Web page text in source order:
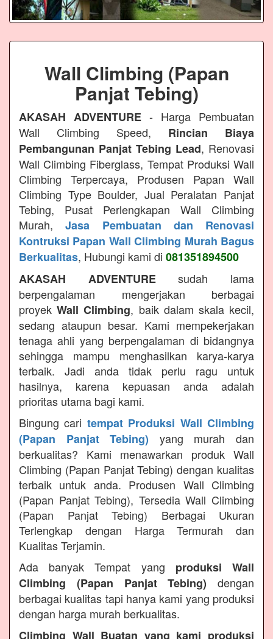
Wall Climbing (Papan
Panjat Tebing)
AKASAH ADVENTURE - Harga Pembuatan
Wall Climbing Speed, Rincian Biaya
Pembangunan Panjat Tebing Lead, Renovasi
Wall Climbing Fiberglass, Tempat Produksi Wall
Climbing Terpercaya, Produsen Papan Wall
Climbing Type Boulder, Jual Peralatan Panjat
Tebing, Pusat Perlengkapan Wall Climbing
Murah,Jasa Pembuatan dan Renovasi
Kontruksi Papan Wall Climbing Murah Bagus
Berkualitas, Hubungi kami di 081351894500
AKASAH ADVENTUREsudah lama
berpengalaman mengerjakan berbagai
proyekWall Climbing, baik dalam skala kecil,
sedang ataupun besar. Kami mempekerjakan
tenaga ahli yang berpengalaman di bidangnya
sehingga mampu menghasilkan karya-karya
terbaik. Jadi anda tidak perlu ragu untuk
hasilnya, karena kepuasan anda adalah
prioritas utama bagi kami.
Bingung cari tempat Produksi Wall Climbing
(Papan Panjat Tebing) yang murah dan
berkualitas? Kami menawarkan produk Wall
Climbing (Papan Panjat Tebing) dengan kualitas
terbaik untuk anda. Produsen Wall Climbing
(Papan Panjat Tebing), Tersedia Wall Climbing
(Papan Panjat Tebing) Berbagai Ukuran
Terlengkap dengan Harga Termurah dan
Kualitas Terjamin.
Ada banyak Tempat yang produksi Wall
Climbing (Papan Panjat Tebing) dengan
berbagai kualitas tapi hanya kami yang produksi
dengan harga murah berkualitas.
Climbing Wall Buatan yang kami produksi